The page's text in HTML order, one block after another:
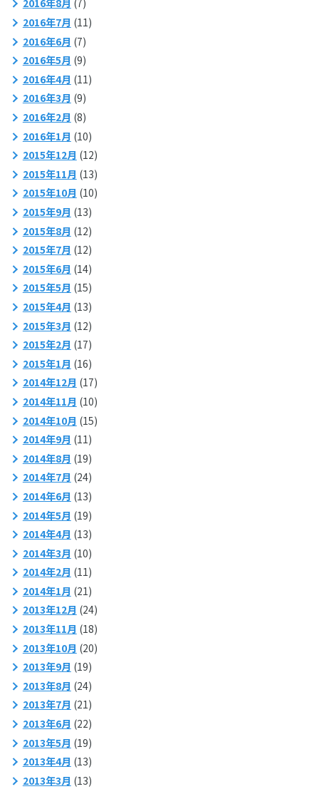
2016年8月 (7)
2016年7月 (11)
2016年6月 (7)
2016年5月 (9)
2016年4月 (11)
2016年3月 (9)
2016年2月 (8)
2016年1月 (10)
2015年12月 (12)
2015年11月 (13)
2015年10月 (10)
2015年9月 (13)
2015年8月 (12)
2015年7月 (12)
2015年6月 (14)
2015年5月 (15)
2015年4月 (13)
2015年3月 (12)
2015年2月 (17)
2015年1月 (16)
2014年12月 (17)
2014年11月 (10)
2014年10月 (15)
2014年9月 (11)
2014年8月 (19)
2014年7月 (24)
2014年6月 (13)
2014年5月 (19)
2014年4月 (13)
2014年3月 (10)
2014年2月 (11)
2014年1月 (21)
2013年12月 (24)
2013年11月 (18)
2013年10月 (20)
2013年9月 (19)
2013年8月 (24)
2013年7月 (21)
2013年6月 (22)
2013年5月 (19)
2013年4月 (13)
2013年3月 (13)